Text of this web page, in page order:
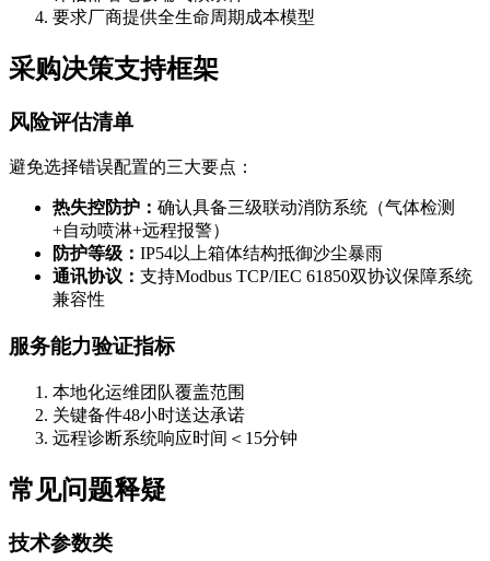
要求厂商提供全生命周期成本模型
采购决策支持框架
风险评估清单
避免选择错误配置的三大要点：
热失控防护： 确认具备三级联动消防系统（气体检测
+自动喷淋+远程报警）
防护等级： IP54以上箱体结构抵御沙尘暴雨
通讯协议： 支持Modbus TCP/IEC 61850双协议保障系统
兼容性
服务能力验证指标
本地化运维团队覆盖范围
关键备件48小时送达承诺
远程诊断系统响应时间＜15分钟
常见问题释疑
技术参数类